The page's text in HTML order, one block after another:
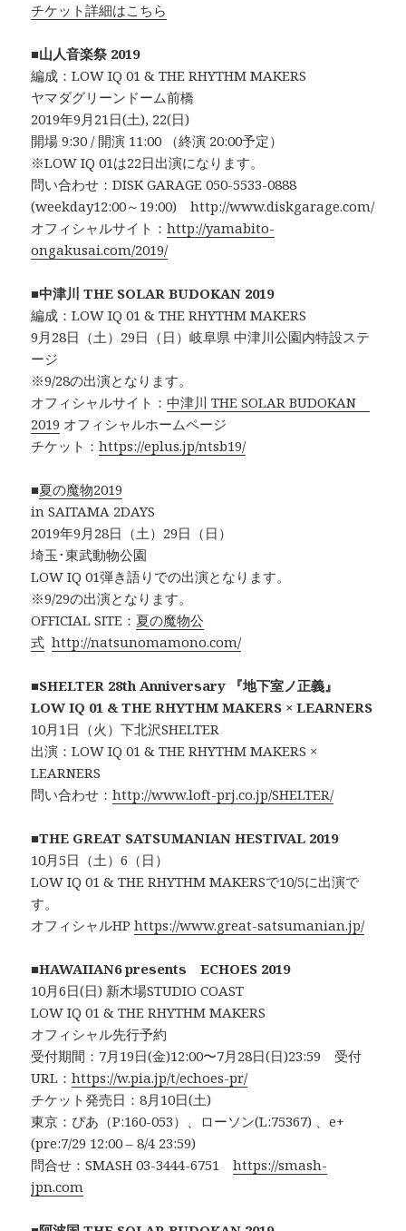
チケット詳細はこちら
■山人音楽祭 2019
編成：LOW IQ 01 & THE RHYTHM MAKERS
ヤマダグリーンドーム前橋
2019年9月21日(土), 22(日)
開場 9:30 / 開演 11:00 （終演 20:00予定）
※LOW IQ 01は22日出演になります。
問い合わせ：DISK GARAGE 050-5533-0888
(weekday12:00～19:00) http://www.diskgarage.com/
オフィシャルサイト：http://yamabito-
ongakusai.com/2019/
■中津川 THE SOLAR BUDOKAN 2019
編成：LOW IQ 01 & THE RHYTHM MAKERS
9月28日（土）29日（日）岐阜県 中津川公園内特設ステ
ージ
※9/28の出演となります。
オフィシャルサイト：中津川 THE SOLAR BUDOKAN
2019 オフィシャルホームページ
チケット：https://eplus.jp/ntsb19/
■夏の魔物2019
in SAITAMA 2DAYS
2019年9月28日（土）29日（日）
埼玉･東武動物公園
LOW IQ 01弾き語りでの出演となります。
※9/29の出演となります。
OFFICIAL SITE： 夏の魔物公
式 http://natsunomamono.com/
■SHELTER 28th Anniversary 『地下室ノ正義』
LOW IQ 01 & THE RHYTHM MAKERS × LEARNERS
10月1日（火）下北沢SHELTER
出演：LOW IQ 01 & THE RHYTHM MAKERS ×
LEARNERS
問い合わせ：http://www.loft-prj.co.jp/SHELTER/
■THE GREAT SATSUMANIAN HESTIVAL 2019
10月5日（土）6（日）
LOW IQ 01 & THE RHYTHM MAKERSで10/5に出演で
す。
オフィシャルHPhttps://www.great-satsumanian.jp/
■HAWAIIAN6 presents ECHOES 2019
10月6日(日) 新木場STUDIO COAST
LOW IQ 01 & THE RHYTHM MAKERS
オフィシャル先行予約
受付期間：7月19日(金)12:00〜7月28日(日)23:59 受付
URL：https://w.pia.jp/t/echoes-pr/
チケット発売日：8月10日(土)
東京：ぴあ（P:160-053）、ローソン(L:75367) 、e+
(pre:7/29 12:00 – 8/4 23:59)
問合せ：SMASH 03-3444-6751https://smash-
jpn.com